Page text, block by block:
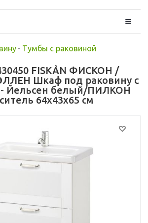
- Тумбы с раковиной
FISKÅN ФИСКОН /
Шкаф под раковину с
Йельсен белый/ПИЛКОН
64x43x65 см